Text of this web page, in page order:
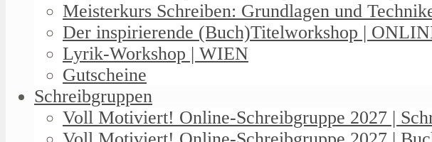
Meisterkurs Schreiben: Grundlagen und
Der inspirierende (Buch)Titelworkshop |
Lyrik-Workshop | WIEN
Gutscheine
Schreibgruppen
Voll Motiviert! Online-Schreibgruppe 2027 |